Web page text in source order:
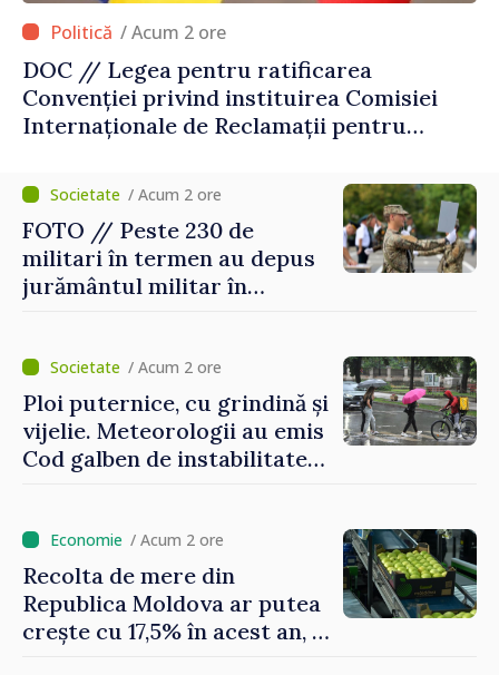
/ Acum 2 ore
DOC // Legea pentru ratificarea
Convenției privind instituirea Comisiei
Internaționale de Reclamații pentru
/ Acum 2 ore
FOTO // Peste 230 de
militari în termen au depus
jurământul militar în
/ Acum 2 ore
Ploi puternice, cu grindină și
vijelie. Meteorologii au emis
Cod galben de instabilitate
/ Acum 2 ore
Recolta de mere din
Republica Moldova ar putea
crește cu 17,5% în acest an, în